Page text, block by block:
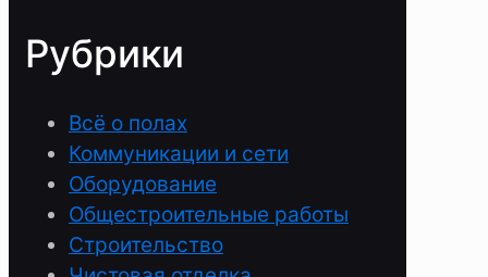
Рубрики
Всё о полах
Коммуникации и сети
Оборудование
Общестроительные работы
Строительство